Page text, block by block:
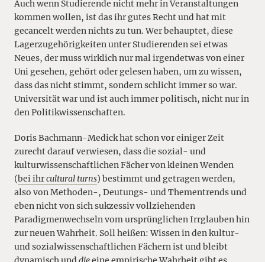
Auch wenn Studierende nicht mehr in Veranstaltungen
kommen wollen, ist das ihr gutes Recht und hat mit
gecancelt werden nichts zu tun. Wer behauptet, diese
Lagerzugehörigkeiten unter Studierenden sei etwas
Neues, der muss wirklich nur mal irgendetwas von einer
Uni gesehen, gehört oder gelesen haben, um zu wissen,
dass das nicht stimmt, sondern schlicht immer so war.
Universität war und ist auch immer politisch, nicht nur in
den Politikwissenschaften.
Doris Bachmann-Medick hat schon vor einiger Zeit
zurecht darauf verwiesen, dass die sozial- und
kulturwissenschaftlichen Fächer von kleinen Wenden
(bei ihrcultural turns) bestimmt und getragen werden,
also von Methoden-, Deutungs- und Thementrends und
eben nicht von sich sukzessiv vollziehenden
Paradigmenwechseln vom ursprünglichen Irrglauben hin
zur neuen Wahrheit. Soll heißen: Wissen in den kultur-
und sozialwissenschaftlichen Fächern ist und bleibt